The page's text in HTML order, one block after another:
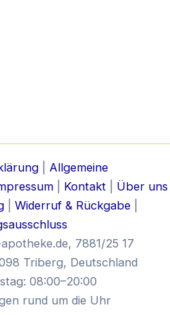
Allgemeine
| Kontakt| Über uns
| Widerruf & Rückgabe|
, 7881/25 17
Triberg, Deutschland
08:00–20:00
rund um die Uhr